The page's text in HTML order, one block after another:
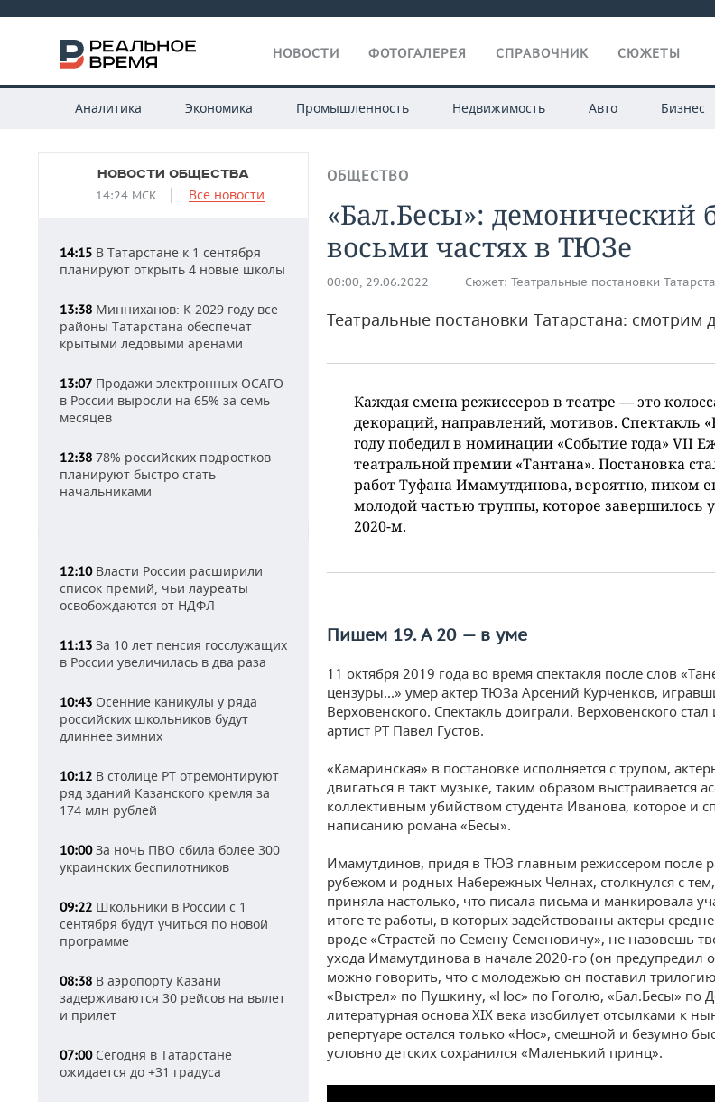
НОВОСТИ ФОТОГАЛЕРЕЯ СПРАВОЧНИК СЮЖЕТЫ
Аналитика Экономика Промышленность Недвижимость Авто Бизнес
НОВОСТИ ОБЩЕСТВА
14:24 МСК Все новости
14:15 В Татарстане к 1 сентября
планируют открыть 4 новые школы
13:38 Минниханов: К 2029 году все
районы Татарстана обеспечат
крытыми ледовыми аренами
13:07 Продажи электронных ОСАГО
в России выросли на 65% за семь
месяцев
12:38 78% российских подростков
планируют быстро стать
начальниками
12:10Власти России расширили
список премий, чьи лауреаты
освобождаются от НДФЛ
11:13 За 10 лет пенсия госслужащих
в России увеличилась в два раза
10:43 Осенние каникулы у ряда
российских школьников будут
длиннее зимних
10:12 В столице РТ отремонтируют
ряд зданий Казанского кремля за
174 млн рублей
10:00За ночь ПВО сбила более 300
украинских беспилотников
09:22 Школьники в России с 1
сентября будут учиться по новой
программе
08:38 В аэропорту Казани
задерживаются 30 рейсов на вылет
и прилет
07:00Сегодня в Татарстане
ожидается до +31 градуса
ОБЩЕСТВО
«Бал.Бесы»: демонический
восьми частях в ТЮЗе
00:00, 29.06.2022 Сюжет: Театральные постановки
Театральные постановки Татарстана: смотрим
Каждая смена режиссеров в театре — это
декораций, направлений, мотивов. Спектакль
году победил в номинации «Событие года» VII
театральной премии «Тантана». Постановка
работ Туфана Имамутдинова, вероятно, пиком
молодой частью труппы, которое завершилось
2020-м.
Пишем 19. А 20 — в уме
11 октября 2019 года во время спектакля после слов
цензуры...» умер актер ТЮЗа Арсений Курченков,
Верховенского. Спектакль доиграли. Верховенского
артист РТ Павел Густов.
«Камаринская» в постановке исполняется с трупом,
двигаться в такт музыке, таким образом выстраивается
коллективным убийством студента Иванова, которое и
написанию романа «Бесы».
Имамутдинов, придя в ТЮЗ главным режиссером после
рубежом и родных Набережных Челнах, столкнулся с
приняла настолько, что писала письма и манкировала
итоге те работы, в которых задействованы актеры
вроде «Страстей по Семену Семеновичу», не назовешь
ухода Имамутдинова в начале 2020-го (он предупредил
можно говорить, что с молодежью он поставил
«Выстрел» по Пушкину, «Нос» по Гоголю, «Бал.Бесы» по
литературная основа XIX века изобилует отсылками к
репертуаре остался только «Нос», смешной и безумно
условно детских сохранился «Маленький принц».